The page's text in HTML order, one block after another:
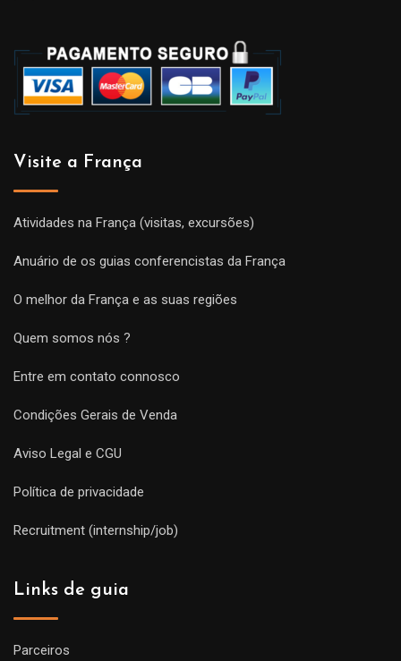
Visite a França
Atividades na França (visitas, excursões)
Anuário de os guias conferencistas da França
O melhor da França e as suas regiões
Quem somos nós ?
Entre em contato connosco
Condições Gerais de Venda
Aviso Legal e CGU
Política de privacidade
Recruitment (internship/job)
Links de guia
Parceiros